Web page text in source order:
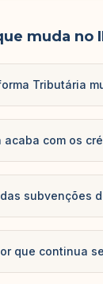
muda no
Tributária
com os
subvenções
que continua